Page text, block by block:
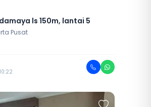
ls 150m, lantai 5
Pusat